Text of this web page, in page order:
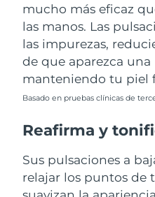
mucho más eficaz
las manos. Las
las impurezas,
de que aparezca
manteniendo tu piel
Basado en pruebas clínicas de
Reafirma y
Sus pulsaciones a
relajar los puntos de
Suiza
Taiwán
Turquía
Emiratos Árabes
Unidos